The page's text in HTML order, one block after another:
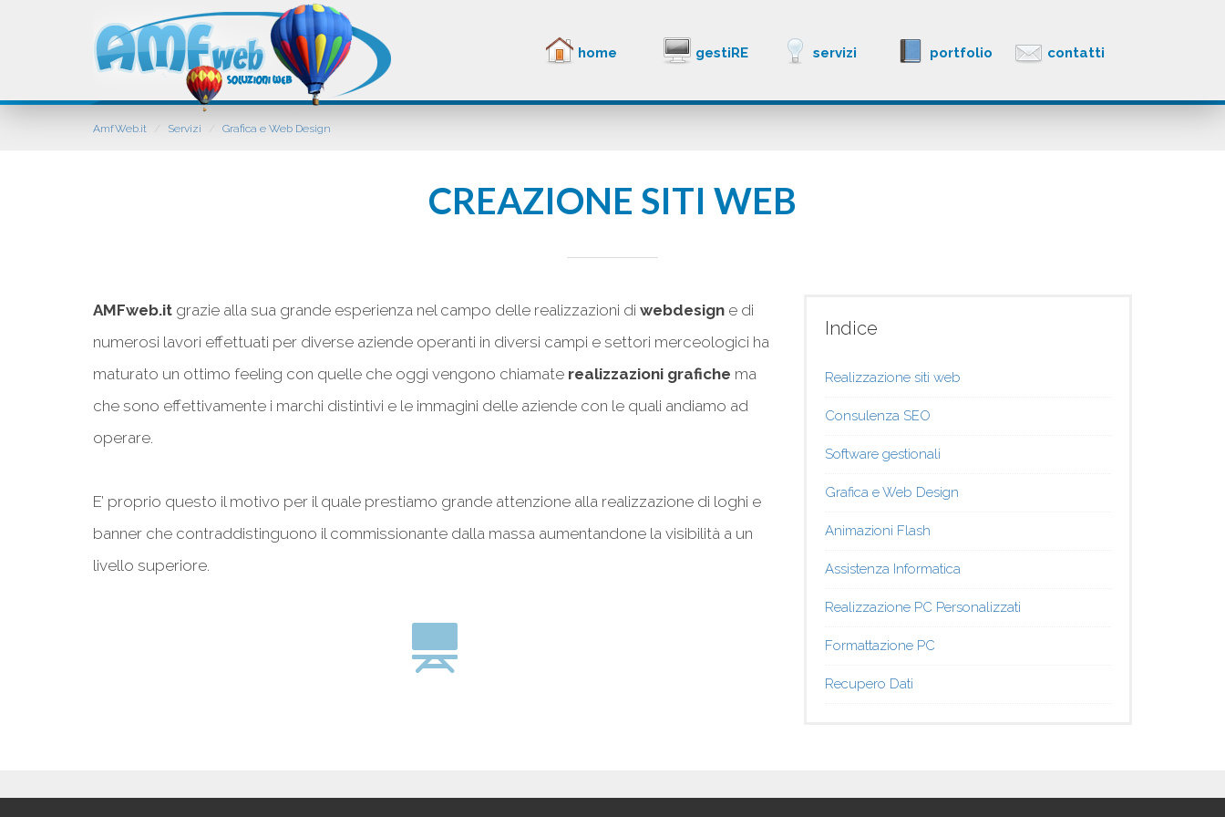
home gestiRE servizi portfolio contatti
AmfWeb.it Servizi Grafica e Web Design
CREAZIONE SITI WEB
AMFweb.it grazie alla sua grande esperienza nel campo delle realizzazioni di webdesign e di
numerosi lavori effettuati per diverse aziende operanti in diversi campi e settori merceologici ha
maturato un ottimo feeling con quelle che oggi vengono chiamate realizzazioni grafiche ma
che sono effettivamente i marchi distintivi e le immagini delle aziende con le quali andiamo ad
operare.
E’ proprio questo il motivo per il quale prestiamo grande attenzione alla realizzazione di loghi e
banner che contraddistinguono il commissionante dalla massa aumentandone la visibilità a un
livello superiore.
Indice
Realizzazione siti web
Consulenza SEO
Software gestionali
Grafica e Web Design
Animazioni Flash
Assistenza Informatica
Realizzazione PC Personalizzati
Formattazione PC
Recupero Dati